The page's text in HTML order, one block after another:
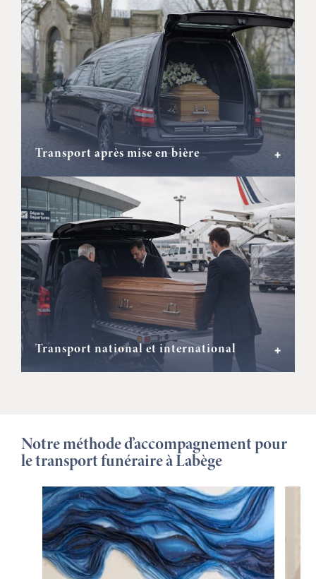
Transport après mise en bière +
Transport national et international +
Notre méthode d’accompagnement pour
le transport funéraire à Labège